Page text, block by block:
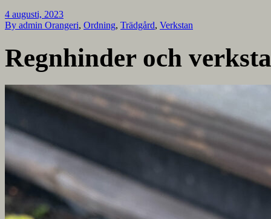
4 augusti, 2023
By admin Orangeri, Ordning, Trädgård, Verkstan
Regnhinder och